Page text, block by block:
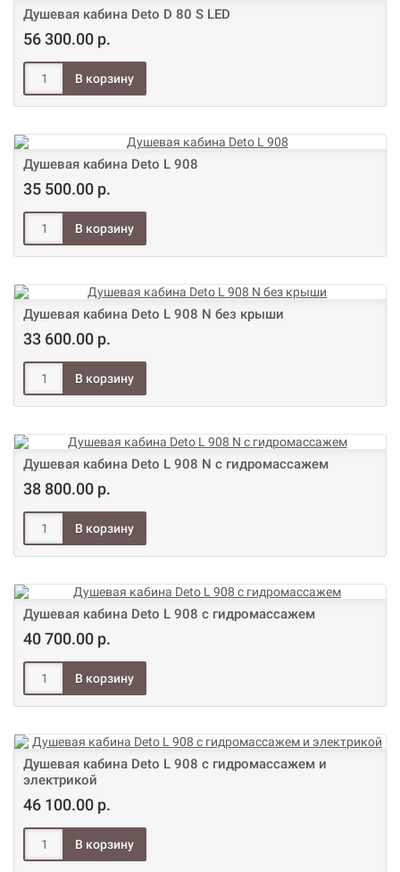
Душевая кабина Deto D 80 S LED
56 300.00 р.
Душевая кабина Deto L 908
35 500.00 р.
Душевая кабина Deto L 908 N без крыши
33 600.00 р.
Душевая кабина Deto L 908 N с гидромассажем
38 800.00 р.
Душевая кабина Deto L 908 с гидромассажем
40 700.00 р.
Душевая кабина Deto L 908 с гидромассажем и
электрикой
46 100.00 р.